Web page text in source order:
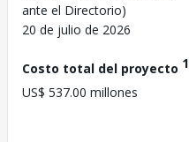
ante el Directorio)
20 de julio de 2026
Costo total del proyecto 1
US$ 537.00 millones